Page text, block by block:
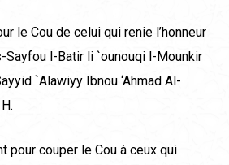
le Cou de celui qui renie l’honneur
Sayfou l-Batir li `ounouqi l-Mounkir
`Alawiyy Ibnou ‘Ahmad Al-
pour couper le Cou à ceux qui